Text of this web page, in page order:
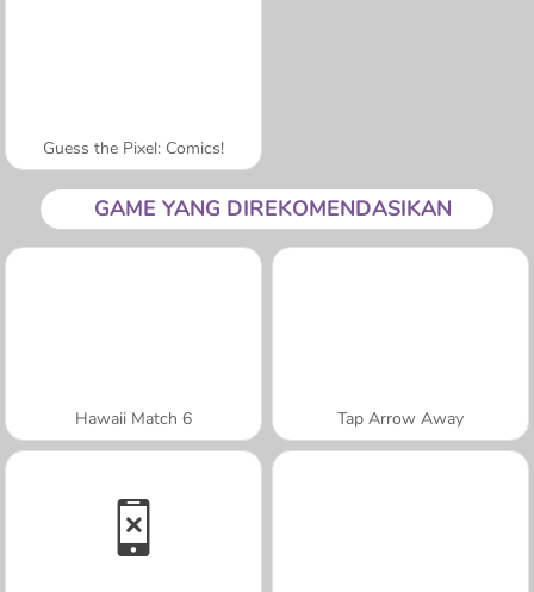
Guess the Pixel: Comics!
GAME YANG DIREKOMENDASIKAN
Hawaii Match 6 Tap Arrow Away